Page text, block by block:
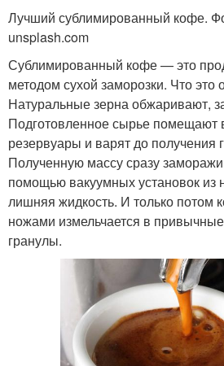
Лучший сублимированный кофе.
unsplash.com
Сублимированный кофе — это
методом сухой заморозки. Что это
Натуральные зерна обжаривают,
Подготовленное сырье помещают
резервуары и варят до получения
Полученную массу сразу
помощью вакуумных установок из
лишняя жидкость. И только потом
ножами измельчается в
гранулы.